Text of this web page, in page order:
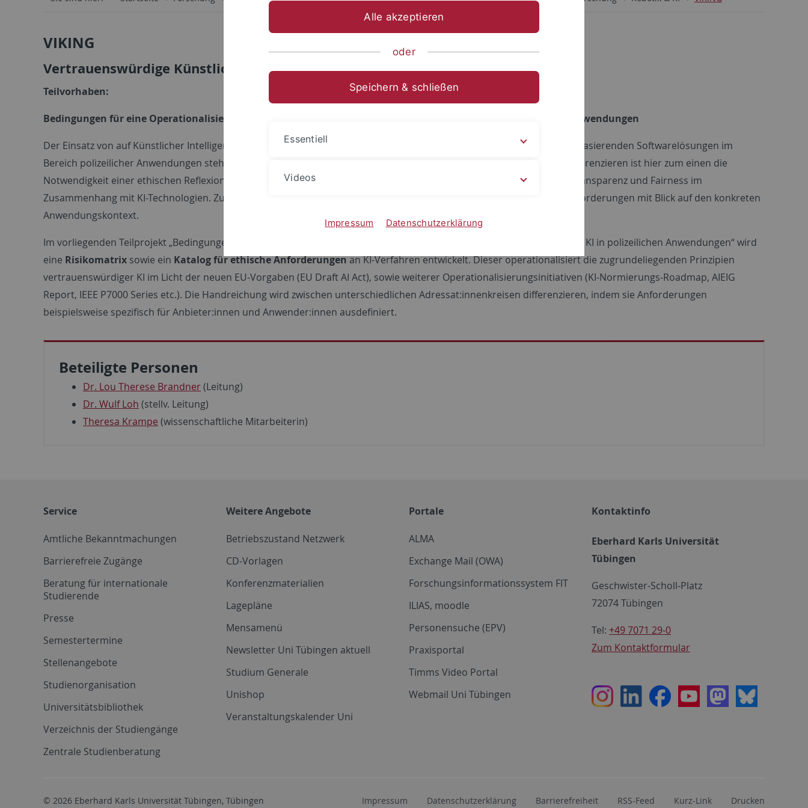
VIKING
Vertrauenswürdige Künstliche Intelligenz für polizeiliche Anwendungen
Teilvorhaben:
Bedingungen für eine Operationalisierung ethischer Anforderungen an vertrauenswürdige KI in polizeilichen Anwendungen
Der Einsatz von auf Künstlicher Intelligenz – insbesondere unter Zuhilfenahme von Methoden des Machine Learning – basierenden Softwarelösungen im
Bereich polizeilicher Anwendungen steht in Verbindung mit einer großen Bandbreite ethischer Fragestellungen. Zu differenzieren ist hier zum einen die
Notwendigkeit einer ethischen Reflexion der Definitionen und des Verhältnisses von Vertrauen, Nachvollziehbarkeit, Transparenz und Fairness im
Zusammenhang mit KI-Technologien. Zum anderen liegt ein Fokus auf Fragen der Operationalisierbarkeit ethischer Anforderungen mit Blick auf den konkreten
Anwendungskontext.
Im vorliegenden Teilprojekt „Bedingungen für eine Operationalisierung ethischer Anforderungen an vertrauenswürdige KI in polizeilichen Anwendungen“ wird
eine Risikomatrix sowie ein Katalog für ethische Anforderungenan KI-Verfahren entwickelt. Dieser operationalisiert die zugrundeliegenden Prinzipien
vertrauenswürdiger KI im Licht der neuen EU-Vorgaben (EU Draft AI Act), sowie weiterer Operationalisierungsinitiativen (KI-Normierungs-Roadmap, AIEIG
Report, IEEE P7000 Series etc.). Die Handreichung wird zwischen unterschiedlichen Adressat:innenkreisen differenzieren, indem sie Anforderungen
beispielsweise spezifisch für Anbieter:innen und Anwender:innen ausdefiniert.
Beteiligte Personen
Dr. Lou Therese Brandner(Leitung)
Dr. Wulf Loh (stellv. Leitung)
Theresa Krampe (wissenschaftliche Mitarbeiterin)
Service
Amtliche Bekanntmachungen
Barrierefreie Zugänge
Beratung für internationale
Studierende
Presse
Semestertermine
Stellenangebote
Studienorganisation
Universitätsbibliothek
Verzeichnis der Studiengänge
Zentrale Studienberatung
Weitere Angebote
Betriebszustand Netzwerk
CD-Vorlagen
Konferenzmaterialien
Lagepläne
Mensamenü
Newsletter Uni Tübingen aktuell
Studium Generale
Unishop
Veranstaltungskalender Uni
Portale
ALMA
Exchange Mail (OWA)
Forschungsinformationssystem FIT
ILIAS, moodle
Personensuche (EPV)
Praxisportal
Timms Video Portal
Webmail Uni Tübingen
Kontaktinfo
Eberhard Karls Universität
Tübingen
Geschwister-Scholl-Platz
72074 Tübingen
Tel: +49 7071 29-0
Zum Kontaktformular
InstagramLinkedInFacebookYoutubeMastodon
Bluesky
© 2026 Eberhard Karls Universität Tübingen, Tübingen Impressum Datenschutzerklärung Barrierefreiheit RSS-Feed Kurz-Link Drucken
Alle akzeptieren
oder
Speichern & schließen
Essentiell
Videos
Impressum Datenschutzerklärung